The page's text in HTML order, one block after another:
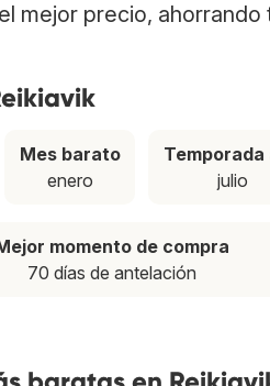
mejor precio, ahorrando
Mes barato
enero
Temporada
julio
momento de compra
70 días de antelación